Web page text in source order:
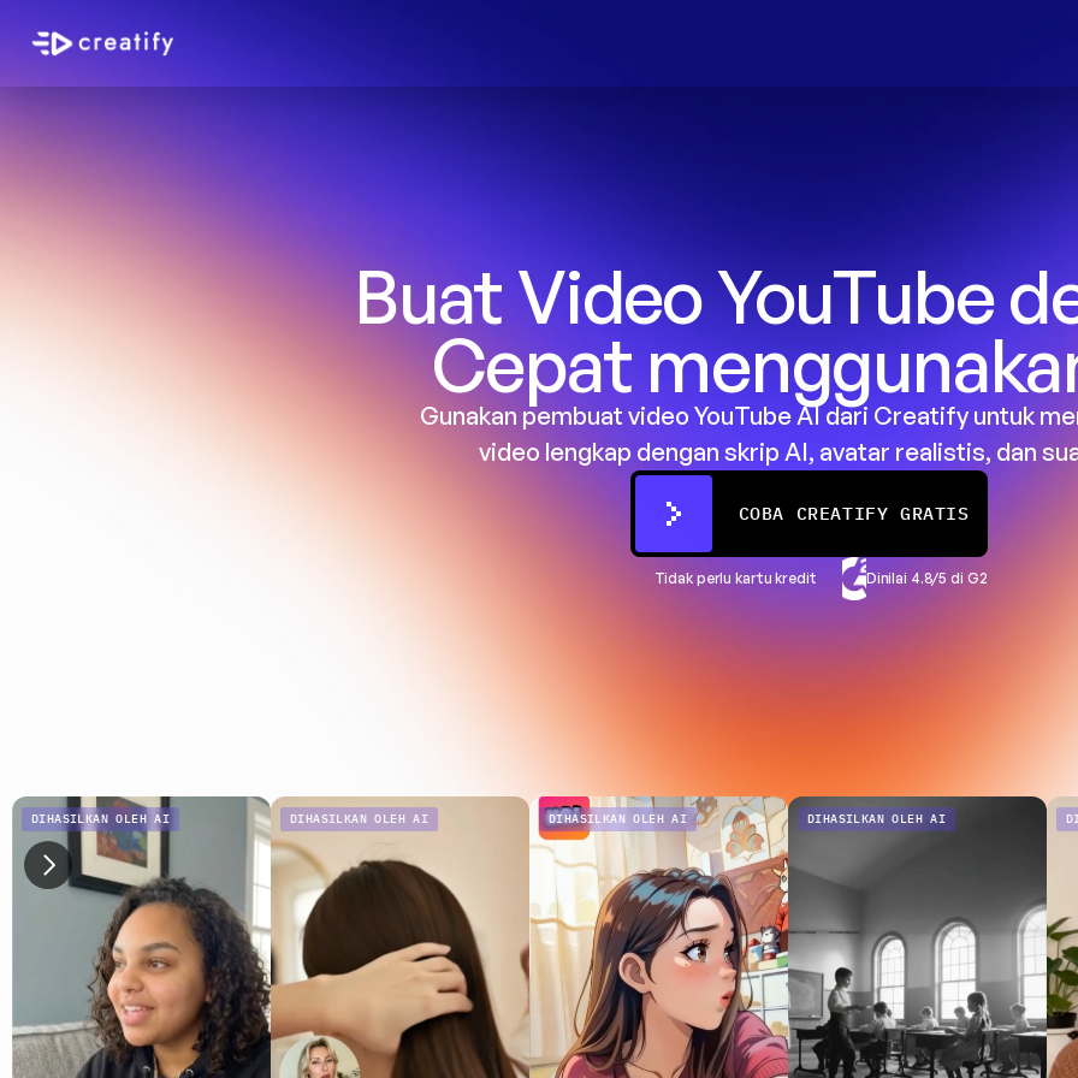
Buat Video YouTube
Cepat
Gunakan pembuat video YouTube AI dari Creatify untuk
video lengkap dengan skrip AI, avatar realistis, dan
COBA CREATIFY GRATIS
Tidak perlu kartu kredit Dinilai 4.8/5 di G2
DIHASILKAN OLEH AI DIHASILKAN OLEH AI DIHASILKAN OLEH AI DIHASILKAN OLEH AI